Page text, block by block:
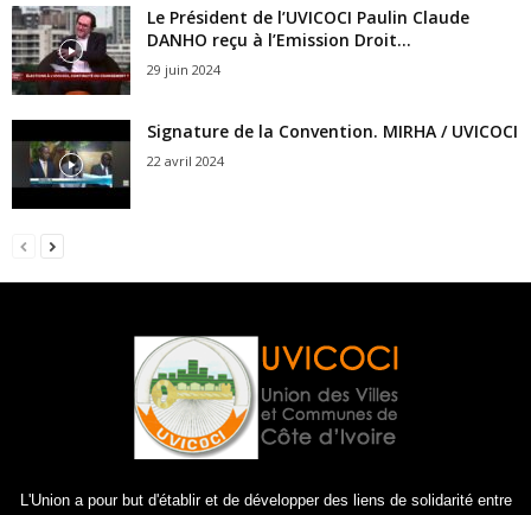
Le Président de l’UVICOCI Paulin Claude
DANHO reçu à l’Emission Droit...
29 juin 2024
Signature de la Convention. MIRHA / UVICOCI
22 avril 2024
L'Union a pour but d'établir et de développer des liens de solidarité entre